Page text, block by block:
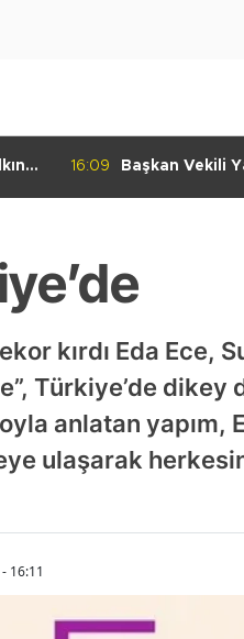
16:09
Başkan Vekili
kırdı Eda Ece,
Türkiye’de
anlatan yapım,
ulaşarak
16:11